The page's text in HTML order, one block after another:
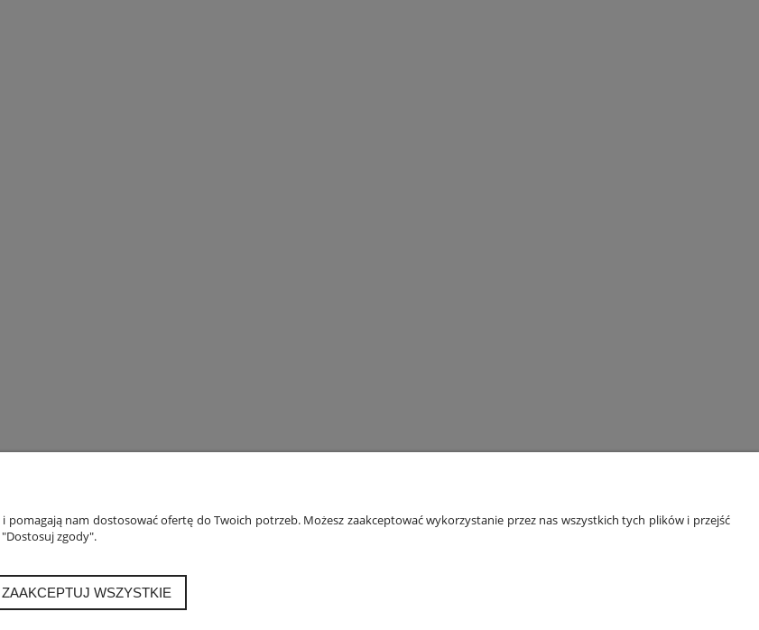
PŁATNOŚCI I DOSTAWA
Czas realizacji zamówienia
INFORMACJE O NAS
nam dostosować ofertę do Twoich potrzeb. Możesz zaakceptować wykorzystanie przez nas wszystkich tych plików i przejść
zgody".
ZAAKCEPTUJ WSZYSTKIE